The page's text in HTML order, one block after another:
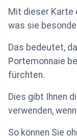
Mit dieser Karte
was sie
Das bedeutet,
Portemonnaie
fürchten.
Dies gibt Ihnen
verwenden,
So können Sie